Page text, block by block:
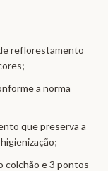
reflorestamento
a norma
que preserva a
colchão e 3 pontos